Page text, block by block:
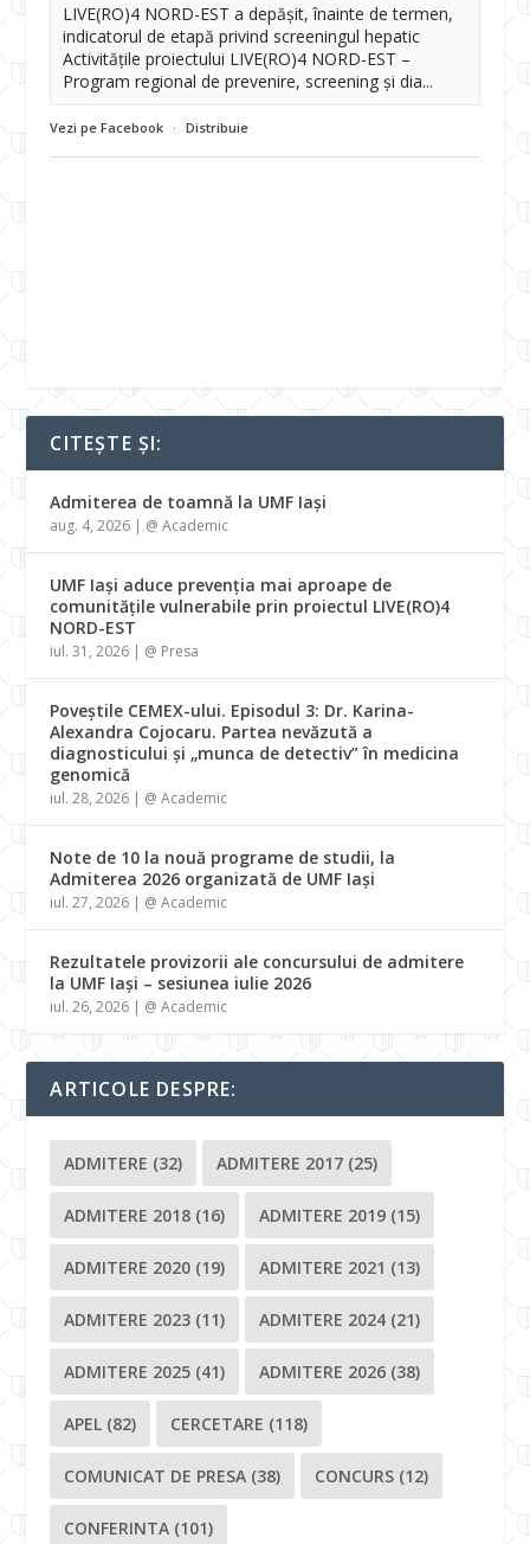
LIVE(RO)4 NORD-EST a depășit, înainte de termen,
indicatorul de etapă privind screeningul hepatic
Activitățile proiectului LIVE(RO)4 NORD-EST –
Program regional de prevenire, screening și dia...
Vezi pe Facebook · Distribuie
CITEȘTE ȘI:
Admiterea de toamnă la UMF Iași
aug. 4, 2026 | @ Academic
UMF Iași aduce prevenția mai aproape de
comunitățile vulnerabile prin proiectul LIVE(RO)4
NORD-EST
iul. 31, 2026 | @ Presa
Poveștile CEMEX-ului. Episodul 3: Dr. Karina-
Alexandra Cojocaru. Partea nevăzută a
diagnosticului și „munca de detectiv” în medicina
genomică
iul. 28, 2026 | @ Academic
Note de 10 la nouă programe de studii, la
Admiterea 2026 organizată de UMF Iași
iul. 27, 2026 | @ Academic
Rezultatele provizorii ale concursului de admitere
la UMF Iași – sesiunea iulie 2026
iul. 26, 2026 | @ Academic
ARTICOLE DESPRE:
ADMITERE (32) ADMITERE 2017 (25)
ADMITERE 2018 (16) ADMITERE 2019 (15)
ADMITERE 2020 (19) ADMITERE 2021 (13)
ADMITERE 2023 (11) ADMITERE 2024 (21)
ADMITERE 2025 (41) ADMITERE 2026 (38)
APEL (82) CERCETARE (118)
COMUNICAT DE PRESA (38) CONCURS (12)
CONFERINTA (101)